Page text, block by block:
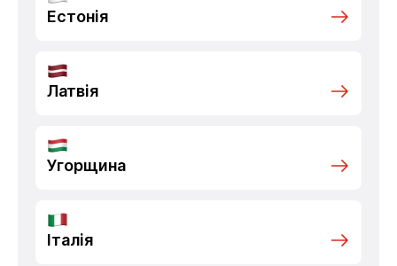
Естонія
Латвія
Угорщина
Італія